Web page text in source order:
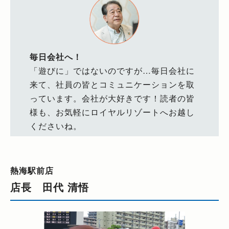
毎日会社へ！
「遊びに」ではないのですが…毎日会社に
来て、社員の皆とコミュニケーションを取
っています。会社が大好きです！読者の皆
様も、お気軽にロイヤルリゾートへお越し
くださいね。
熱海駅前店
店長 田代 清悟